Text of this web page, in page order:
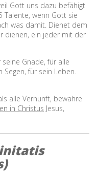
Gott uns dazu befähigt
Talente, wenn Gott sie
was damit. Dienet dem
dienen, ein jeder mit der
Gnade, für alle
für sein Leben.
alle Vernunft, bewahre
in Christus Jesus,